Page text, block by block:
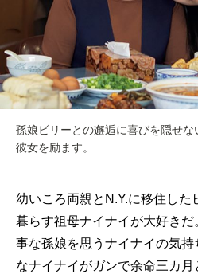
孫娘ビリーとの邂逅に喜びを隠せ
彼女を励ます。
幼いころ両親とN.‌Y.に移住した
暮らす祖母ナイナイが大好き
事な孫娘を思うナイナイの気
なナイナイがガンで余命三カ